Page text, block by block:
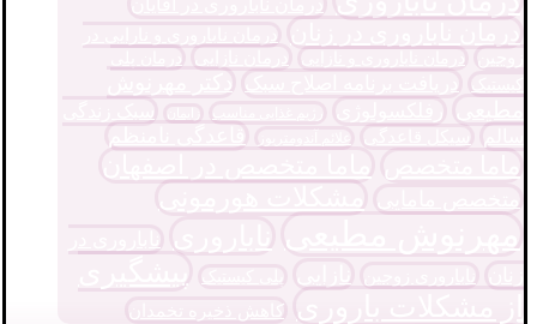
درمان ناباروری در زنان
درمان ناباروری و نارایی در
زوجین
درمان ناباروری و نازایی درمان نازایی
درمان پلی
کیستیک
دریافت برنامه اصلاح سبک
دکتر مهرنوش
مطیعی
رفلکسولوژی رژیم غذایی مناسب زایمان
سبک زندگی
سالم
سیکل قاعدگی علائم آندومتریوز قاعدگی نامنظم
ماما متخصص ماما متخصص در اصفهان
متخصص مامایی مشکلات هورمونی
مهرنوش مطیعی ناباروری
ناباروری در
زنان
ناباروری زوجین نازایی پلی کیستیک
پیشگیری
از مشکلات باروری
کاهش ذخیره تخمدان